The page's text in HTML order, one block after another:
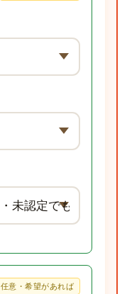
任意・希望があれば